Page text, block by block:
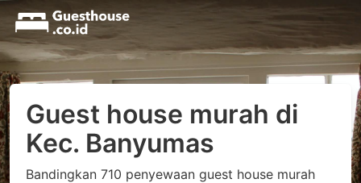
Guest house murah di
Kec. Banyumas
Bandingkan 710 penyewaan guest house murah